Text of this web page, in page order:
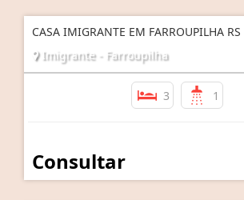
CASA IMIGRANTE EM FARROUPILHA RS
Imigrante - Farroupilha
3 1
Consultar